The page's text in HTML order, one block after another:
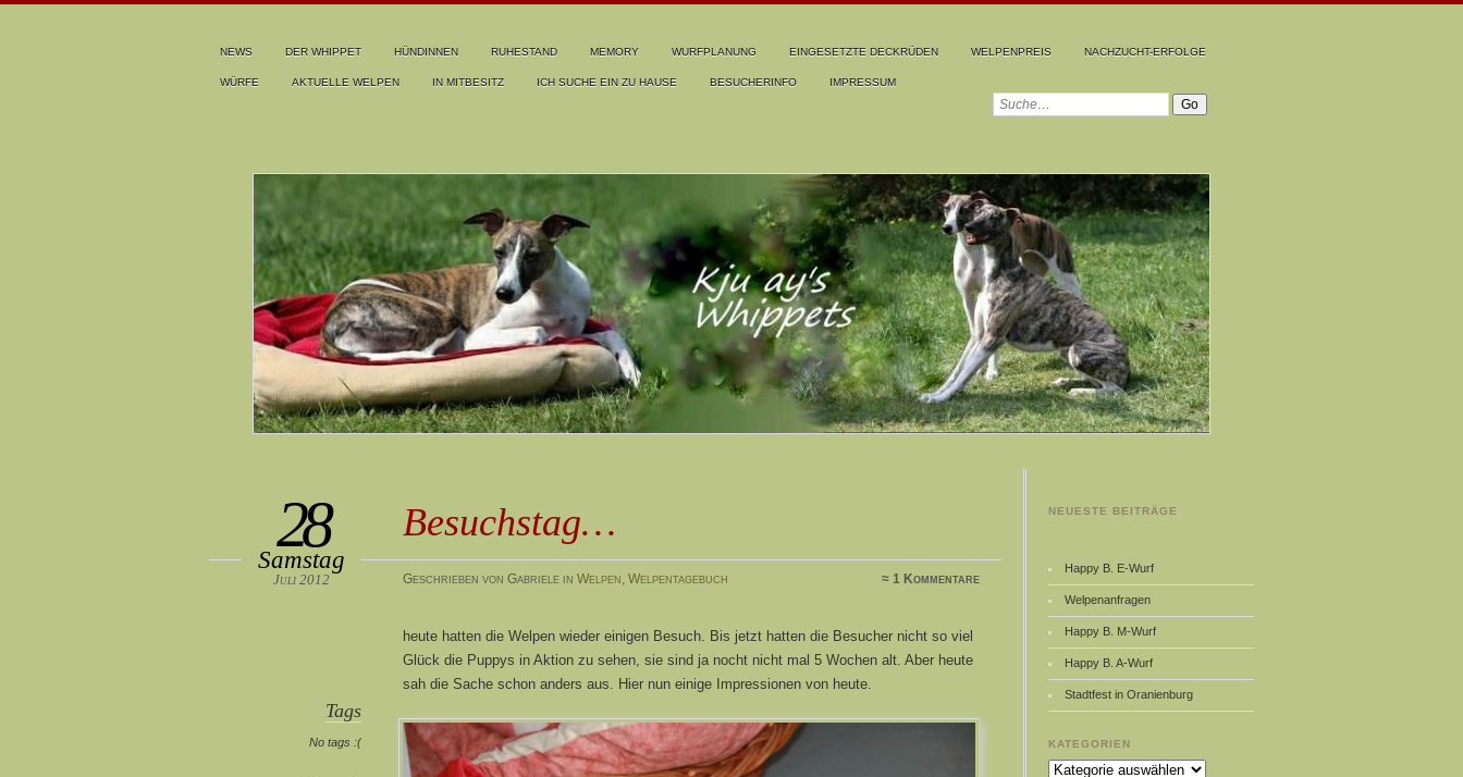
NEWS DER WHIPPET HÜNDINNEN RUHESTAND MEMORY WURFPLANUNG EINGESETZTE DECKRÜDEN WELPENPREIS NACHZUCHT-ERFOLGE
WÜRFE AKTUELLE WELPEN IN MITBESITZ ICH SUCHE EIN ZU HAUSE BESUCHERINFO IMPRESSUM
Besuchstag…
28
Samstag
Juli 2012 Geschrieben von Gabriele in Welpen, Welpentagebuch ≈ 1 Kommentare
Tags
No tags :(
heute hatten die Welpen wieder einigen Besuch. Bis jetzt hatten die Besucher nicht so viel
Glück die Puppys in Aktion zu sehen, sie sind ja nocht nicht mal 5 Wochen alt. Aber heute
sah die Sache schon anders aus. Hier nun einige Impressionen von heute.
NEUESTE BEITRÄGE
Happy B. E-Wurf
Welpenanfragen
Happy B. M-Wurf
Happy B. A-Wurf
Stadtfest in Oranienburg
KATEGORIEN
Kategorien